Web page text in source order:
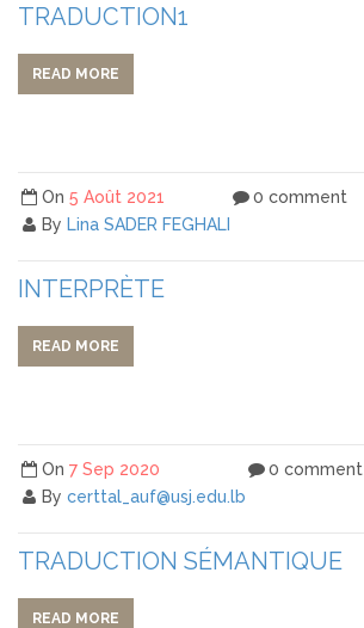
TRADUCTION1
READ MORE
On 5 Août 2021
By Lina SADER FEGHALI
0 comment
INTERPRÈTE
READ MORE
On 7 Sep 2020
By certtal_auf@usj.edu.lb
0 comment
TRADUCTION SÉMANTIQUE
READ MORE